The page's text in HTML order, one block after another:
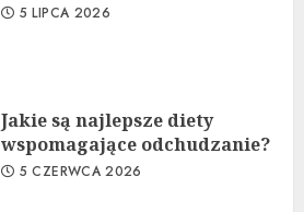
5 LIPCA 2026
Jakie są najlepsze diety
wspomagające odchudzanie?
5 CZERWCA 2026